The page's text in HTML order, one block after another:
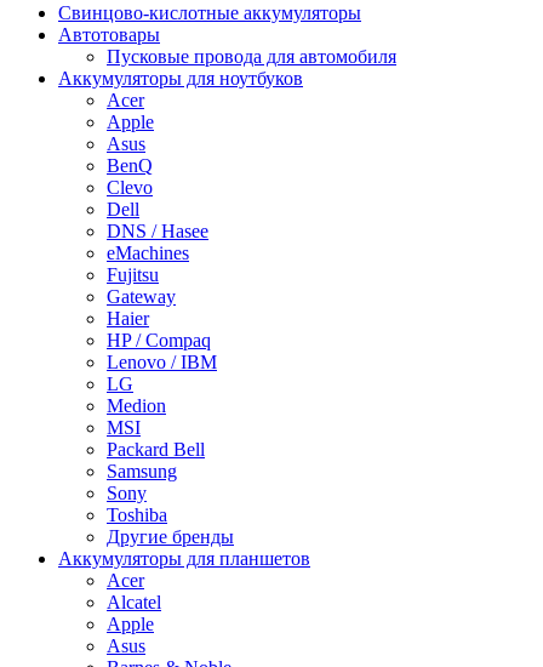
Cвинцово-кислотные аккумуляторы
Автотовары
Пусковые провода для автомобиля
Аккумуляторы для ноутбуков
Acer
Apple
Asus
BenQ
Clevo
Dell
DNS / Hasee
eMachines
Fujitsu
Gateway
Haier
HP / Compaq
Lenovo / IBM
LG
Medion
MSI
Packard Bell
Samsung
Sony
Toshiba
Другие бренды
Аккумуляторы для планшетов
Acer
Alcatel
Apple
Asus